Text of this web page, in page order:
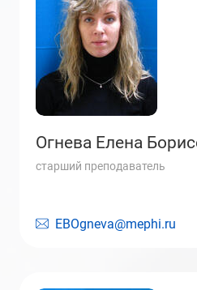
Огнева Елена
старший преподаватель
EBOgneva@mephi.ru